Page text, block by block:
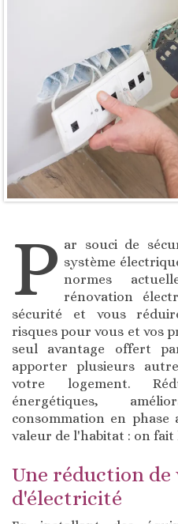
P ar souci de
système
normes
rénovation
sécurité et vous
risques pour vous et vos
seul avantage offert
apporter plusieurs
votre logement.
énergétiques,
consommation en phase
valeur de l'habitat : on fait
Une réduction de
d'électricité